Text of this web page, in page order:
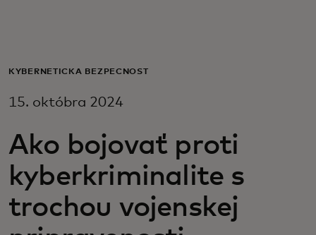
Pre firmy
Pre inovátorov
Novinky a trendy
KYBERNETICKÁ BEZPEČNOSŤ
15. októbra 2024
Ako bojovať proti
kyberkriminalite s
trochou vojenskej